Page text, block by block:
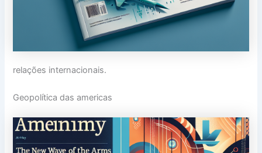
relações internacionais.
Geopolítica das americas